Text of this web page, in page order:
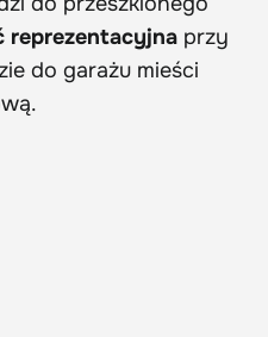
reprezentacyjna przy
do garażu mieści